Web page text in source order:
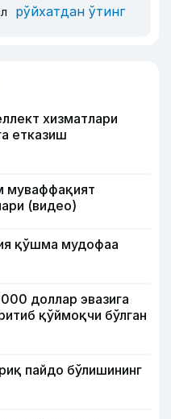
рўйхатдан ўтинг
хизматлари
етказиш
муваффақият
(видео)
қўшма мудофаа
доллар эвазига
қўймоқчи бўлган
пайдо бўлишининг